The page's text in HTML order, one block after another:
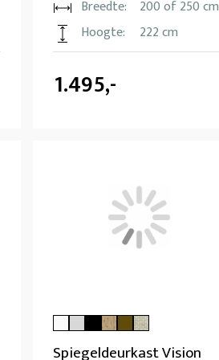
Breedte:
200 of 250 cm
Hoogte:
222 cm
1.495,-
Spiegeldeurkast Vision